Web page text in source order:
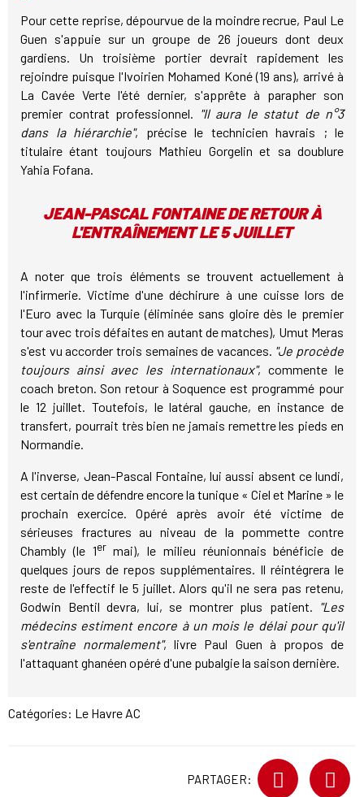
Pour cette reprise, dépourvue de la moindre recrue, Paul Le
Guen s'appuie sur un groupe de 26 joueurs dont deux
gardiens. Un troisième portier devrait rapidement les
rejoindre puisque l'Ivoirien Mohamed Koné (19 ans), arrivé à
La Cavée Verte l'été dernier, s'apprête à parapher son
premier contrat professionnel. "Il aura le statut de n°3
dans la hiérarchie", précise le technicien havrais ; le
titulaire étant toujours Mathieu Gorgelin et sa doublure
Yahia Fofana.
JEAN-PASCAL FONTAINE DE RETOUR À
L'ENTRAÎNEMENT LE 5 JUILLET
A noter que trois éléments se trouvent actuellement à
l'infirmerie. Victime d'une déchirure à une cuisse lors de
l'Euro avec la Turquie (éliminée sans gloire dès le premier
tour avec trois défaites en autant de matches), Umut Meras
s'est vu accorder trois semaines de vacances. "Je procède
toujours ainsi avec les internationaux", commente le
coach breton. Son retour à Soquence est programmé pour
le 12 juillet. Toutefois, le latéral gauche, en instance de
transfert, pourrait très bien ne jamais remettre les pieds en
Normandie.
A l'inverse, Jean-Pascal Fontaine, lui aussi absent ce lundi,
est certain de défendre encore la tunique « Ciel et Marine » le
prochain exercice. Opéré après avoir été victime de
sérieuses fractures au niveau de la pommette contre
Chambly (le 1ermai), le milieu réunionnais bénéficie de
quelques jours de repos supplémentaires. Il réintégrera le
reste de l'effectif le 5 juillet. Alors qu'il ne sera pas retenu,
Godwin Bentil devra, lui, se montrer plus patient. "Les
médecins estiment encore à un mois le délai pour qu'il
s'entraîne normalement", livre Paul Guen à propos de
l'attaquant ghanéen opéré d'une pubalgie la saison dernière.
Catégories: Le Havre AC
PARTAGER: